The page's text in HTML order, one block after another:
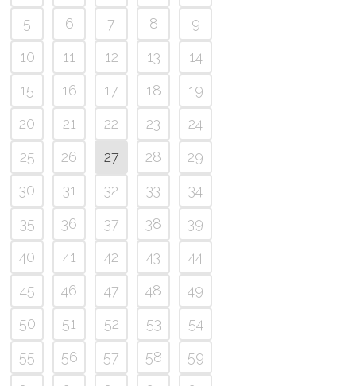
5
6 7 8
9
10
11 12 13
14
15
16 17 18
19
20
21 22 23
24
25
26 27 28
29
30
31 32 33
34
35
36 37 38
39
40
41 42 43
44
45
46 47 48
49
50
51 52 53
54
55
56 57 58
59